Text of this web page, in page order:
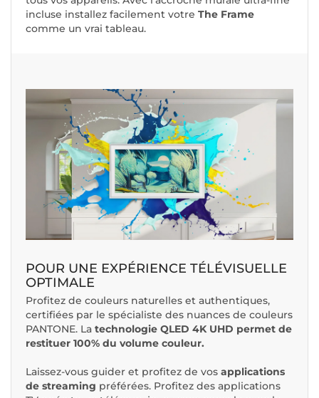
incluse installez facilement votre The Frame
comme un vrai tableau.
POUR UNE EXPÉRIENCE TÉLÉVISUELLE
OPTIMALE
Profitez de couleurs naturelles et authentiques,
certifiées par le spécialiste des nuances de couleurs
PANTONE. La technologie QLED 4K UHD permet de
restituer 100% du volume couleur.
Laissez-vous guider et profitez de vos applications
de streaming préférées. Profitez des applications